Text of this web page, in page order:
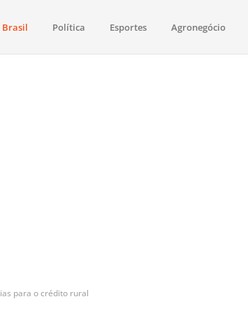
saúde, esportes, economia e os principais
Brasil Política Esportes Agronegócio
para o crédito rural